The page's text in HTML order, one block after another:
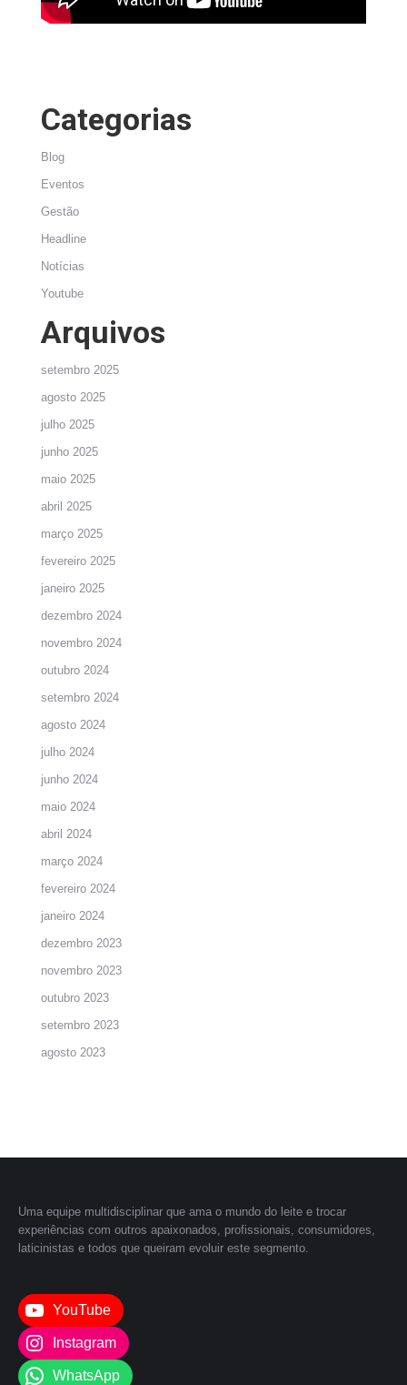
Categorias
Blog
Eventos
Gestão
Headline
Notícias
Youtube
Arquivos
setembro 2025
agosto 2025
julho 2025
junho 2025
maio 2025
abril 2025
março 2025
fevereiro 2025
janeiro 2025
dezembro 2024
novembro 2024
outubro 2024
setembro 2024
agosto 2024
julho 2024
junho 2024
maio 2024
abril 2024
março 2024
fevereiro 2024
janeiro 2024
dezembro 2023
novembro 2023
outubro 2023
setembro 2023
agosto 2023
Uma equipe multidisciplinar que ama o mundo do leite e trocar
experiências com outros apaixonados, profissionais, consumidores,
laticinistas e todos que queiram evoluir este segmento.
YouTube
Instagram
WhatsApp